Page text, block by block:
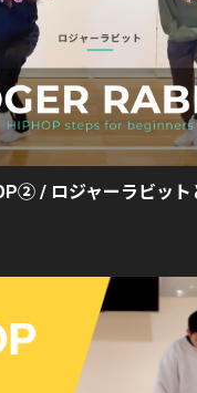
/ ロジャーラビット